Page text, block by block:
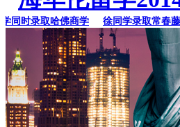
录取哈佛商学 徐同学录取常春藤名